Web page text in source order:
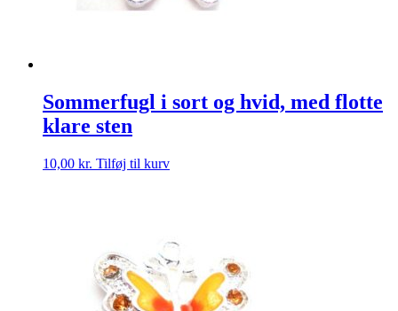
Sommerfugl i sort og hvid, med flotte
klare sten
10,00 kr. Tilføj til kurv